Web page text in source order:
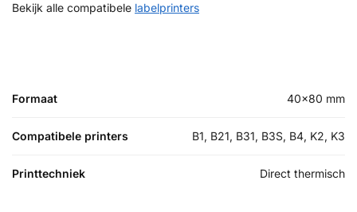
Bekijk alle compatibele labelprinters
Formaat 40×80 mm
Compatibele printers B1, B21, B31, B3S, B4, K2, K3
Printtechniek Direct thermisch